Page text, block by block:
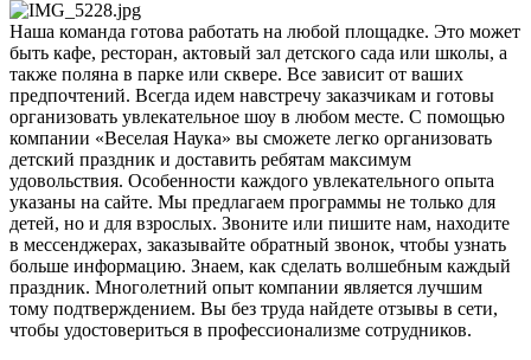
Наша команда готова работать на любой площадке. Это может
быть кафе, ресторан, актовый зал детского сада или школы, а
также поляна в парке или сквере. Все зависит от ваших
предпочтений. Всегда идем навстречу заказчикам и готовы
организовать увлекательное шоу в любом месте. С помощью
компании «Веселая Наука» вы сможете легко организовать
детский праздник и доставить ребятам максимум
удовольствия. Особенности каждого увлекательного опыта
указаны на сайте. Мы предлагаем программы не только для
детей, но и для взрослых. Звоните или пишите нам, находите
в мессенджерах, заказывайте обратный звонок, чтобы узнать
больше информацию. Знаем, как сделать волшебным каждый
праздник. Многолетний опыт компании является лучшим
тому подтверждением. Вы без труда найдете отзывы в сети,
чтобы удостовериться в профессионализме сотрудников.